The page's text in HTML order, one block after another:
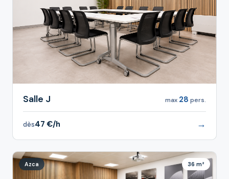
Salle J max 28 pers.
dès47 €/h →
Azca 36 m²